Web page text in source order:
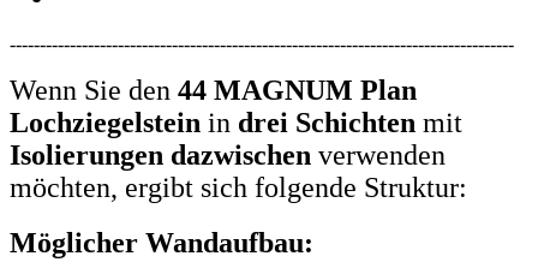
------------------------------------------------------------------------------------
Wenn Sie den 44 MAGNUM Plan
Lochziegelstein in drei Schichten mit
Isolierungen dazwischen verwenden
möchten, ergibt sich folgende Struktur:
Möglicher Wandaufbau: